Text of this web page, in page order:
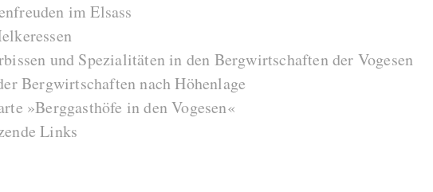
im Elsass
und Spezialitäten in den Bergwirtschaften der Vogesen
Bergwirtschaften nach Höhenlage
»Berggasthöfe in den Vogesen«
Links